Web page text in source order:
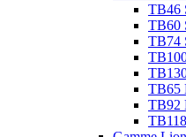
TB46
TB60
TB74
TB65
TB92